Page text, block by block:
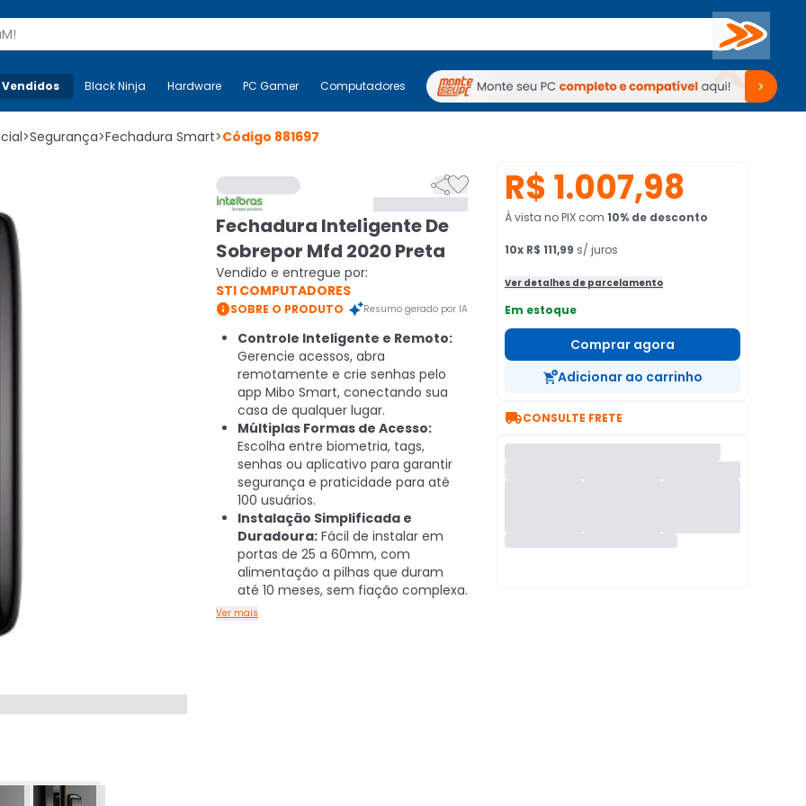
Buscar
Mais-v- Black Ninja Hardware PC Gamer Computadores Periféricos TV Venda no KaBuM!
Black Ninja Hardware PC Gamer Computadores Periféricos TV Venda no KaBuM!
>Segurança>Fechadura Smart>Código 881697

Fechadura Inteligente De
Sobrepor Mfd 2020 Preta
Vendido e entregue por:
STI COMPUTADORES
SOBRE O PRODUTO Resumo gerado por IA
Controle Inteligente e Remoto:
Gerencie acessos, abra
remotamente e crie senhas pelo
app Mibo Smart, conectando sua
casa de qualquer lugar.
Múltiplas Formas de Acesso:
Escolha entre biometria, tags,
senhas ou aplicativo para garantir
segurança e praticidade para até
100 usuários.
Instalação Simplificada e
Duradoura: Fácil de instalar em
portas de 25 a 60mm, com
alimentação a pilhas que duram
até 10 meses, sem fiação complexa.
Ver mais
R$ 1.007,98
À vista no PIX com 10% de desconto
10x R$ 111,99 s/ juros
Ver detalhes de parcelamento
Em estoque
Comprar agora
Adicionar ao carrinho
CONSULTE FRETE